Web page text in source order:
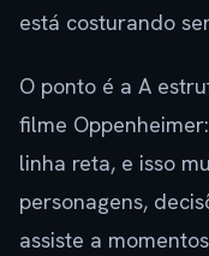
está costurando
O ponto é a A
filme
linha reta, e isso
personagens,
assiste a